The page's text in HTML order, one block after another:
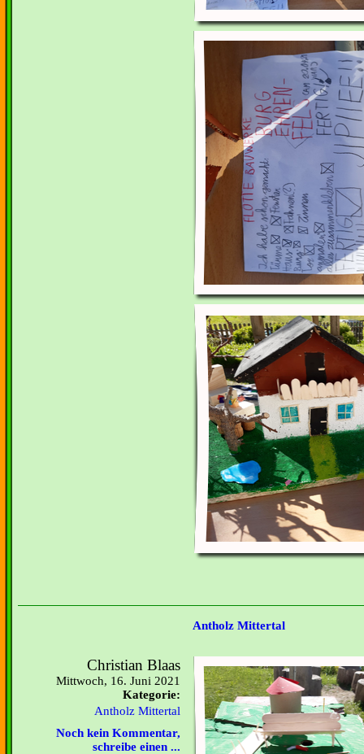
Antholz Mittertal
Christian Blaas
Mittwoch, 16. Juni 2021
Kategorie:
Antholz Mittertal
Noch kein Kommentar,
schreibe einen ...